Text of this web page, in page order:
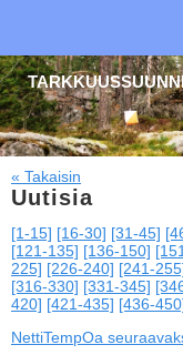
« Takaisin
Uutisia
[1-15] [16-30] [31-45]
[121-135] [136-150]
225] [226-240] [241-
[316-330] [331-345]
420] [421-435] [436-
NettiTempOa